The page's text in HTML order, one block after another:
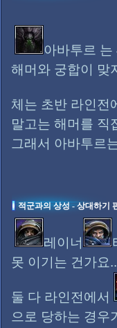
아바투르
해머와 궁합이 맞
체는 초반 라인전
말고는 해머를 직
그래서 아바투르
적군과의 상성 - 상대하기
레이너
못 이기는 건가요
둘 다 라인전에서
으로 당하는 경우